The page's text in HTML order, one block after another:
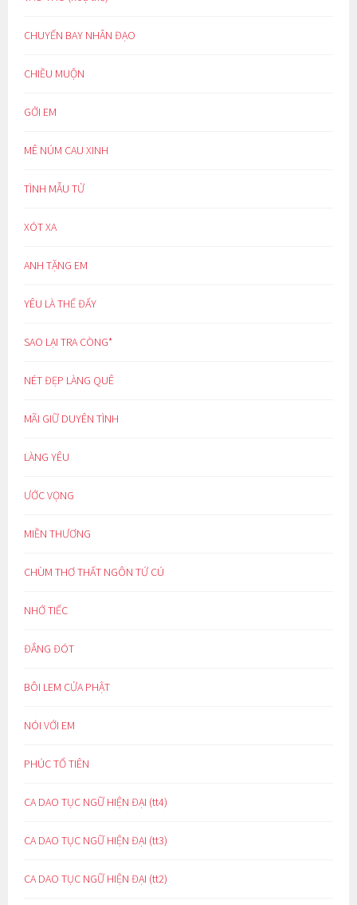
CHUYẾN BAY NHÂN ĐẠO
CHIỀU MUỘN
GỞI EM
MÊ NÚM CAU XINH
TÌNH MẪU TỬ
XÓT XA
ANH TẶNG EM
YÊU LÀ THẾ ĐẤY
SAO LẠI TRA CÒNG*
NÉT ĐẸP LÀNG QUÊ
MÃI GIỮ DUYÊN TÌNH
LÀNG YÊU
ƯỚC VỌNG
MIỀN THƯƠNG
CHÙM THƠ THẤT NGÔN TỨ CÚ
NHỚ TIẾC
ĐẮNG ĐÓT
BÔI LEM CỬA PHẬT
NÓI VỚI EM
PHÚC TỔ TIÊN
CA DAO TỤC NGỮ HIỆN ĐẠI (tt4)
CA DAO TỤC NGỮ HIỆN ĐẠI (tt3)
CA DAO TỤC NGỮ HIỆN ĐẠI (tt2)